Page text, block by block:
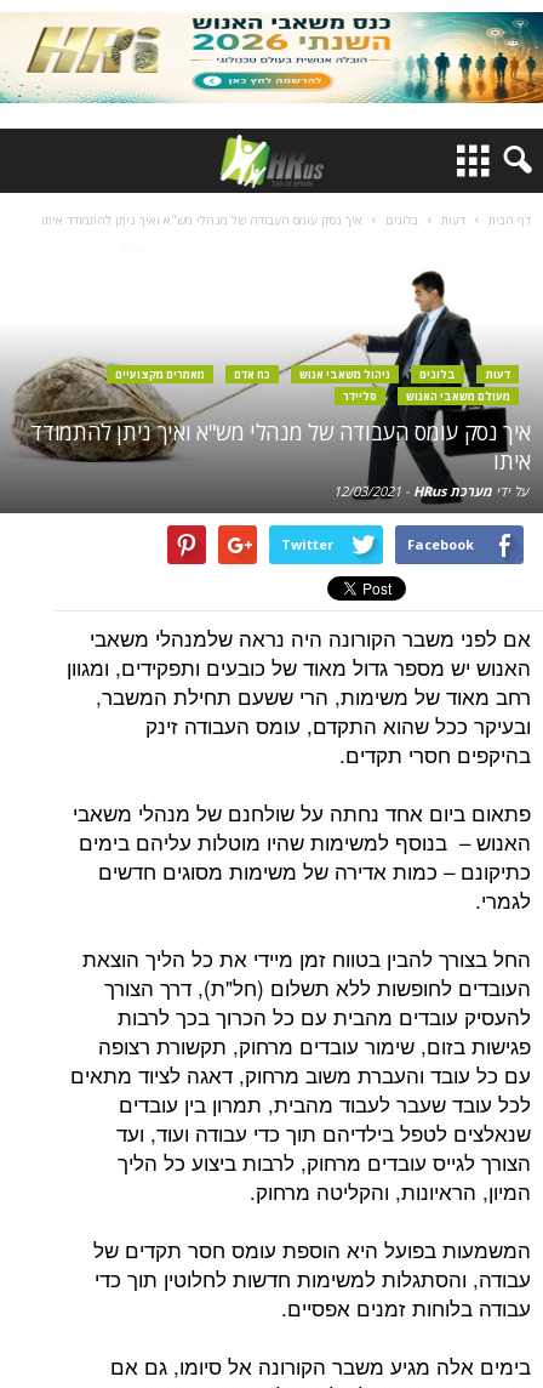
דף הבית דעות בלוגים איך נסק עומס העבודה של מנהלי מש"א ואיך ניתן להתמודד איתו
דעות בלוגים ניהול משאבי אנוש כח אדם
מאמרים מקצועיים
מעולם משאבי האנוש
סליידר
איך נסק עומס העבודה של מנהלי מש"א ואיך ניתן להתמודד
איתו
על ידי מערכת HRus -
12/03/2021
Facebook
Twitter
אם לפני משבר הקורונה היה נראה שלמנהלי משאבי
האנוש יש מספר גדול מאוד של כובעים ותפקידים, ומגוון
רחב מאוד של משימות, הרי ששעם תחילת המשבר,
ובעיקר ככל שהוא התקדם, עומס העבודה זינק
בהיקפים חסרי תקדים.
פתאום ביום אחד נחתה על שולחנם של מנהלי משאבי
האנוש – בנוסף למשימות שהיו מוטלות עליהם בימים
כתיקונם – כמות אדירה של משימות מסוגים חדשים
לגמרי.
החל בצורך להבין בטווח זמן מיידי את כל הליך הוצאת
העובדים לחופשות ללא תשלום (חל"ת), דרך הצורך
להעסיק עובדים מהבית עם כל הכרוך בכך לרבות
פגישות בזום, שימור עובדים מרחוק, תקשורת רצופה
עם כל עובד והעברת משוב מרחוק, דאגה לציוד מתאים
לכל עובד שעבר לעבוד מהבית, תמרון בין עובדים
שנאלצים לטפל בילדיהם תוך כדי עבודה ועוד, ועד
הצורך לגייס עובדים מרחוק, לרבות ביצוע כל הליך
המיון, הראיונות, והקליטה מרחוק.
המשמעות בפועל היא הוספת עומס חסר תקדים של
עבודה, והסתגלות למשימות חדשות לחלוטין תוך כדי
עבודה בלוחות זמנים אפסיים.
בימים אלה מגיע משבר הקורונה אל סיומו, גם אם